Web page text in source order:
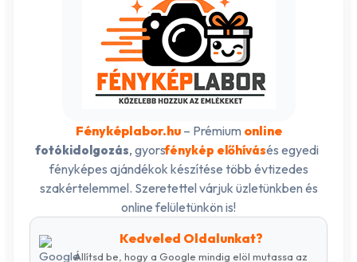
Fényképlabor.hu– Prémium online
fotókidolgozás, gyorsfénykép előhívásés egyedi
fényképes ajándékok készítése több évtizedes
szakértelemmel. Szeretettel várjuk üzletünkben és
online felületünkön is!
Kedveled Oldalunkat?
Állítsd be, hogy a Google mindig elöl mutassa az